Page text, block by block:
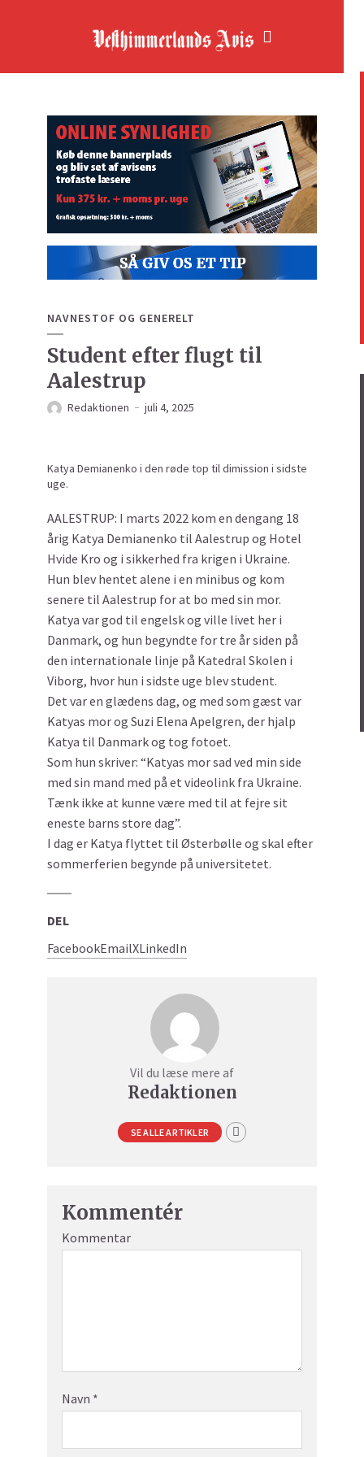
NAVNESTOF OG GENERELT
Student efter flugt til
Aalestrup
Redaktionen juli 4, 2025
Katya Demianenko i den røde top til dimission i sidste
uge.
AALESTRUP: I marts 2022 kom en dengang 18
årig Katya Demianenko til Aalestrup og Hotel
Hvide Kro og i sikkerhed fra krigen i Ukraine.
Hun blev hentet alene i en minibus og kom
senere til Aalestrup for at bo med sin mor.
Katya var god til engelsk og ville livet her i
Danmark, og hun begyndte for tre år siden på
den internationale linje på Katedral Skolen i
Viborg, hvor hun i sidste uge blev student.
Det var en glædens dag, og med som gæst var
Katyas mor og Suzi Elena Apelgren, der hjalp
Katya til Danmark og tog fotoet.
Som hun skriver: “Katyas mor sad ved min side
med sin mand med på et videolink fra Ukraine.
Tænk ikke at kunne være med til at fejre sit
eneste barns store dag”.
I dag er Katya flyttet til Østerbølle og skal efter
sommerferien begynde på universitetet.
DEL
FacebookEmailXLinkedIn
Vil du læse mere af
Redaktionen
SE ALLE ARTIKLER
Kommentér
Kommentar
Navn *